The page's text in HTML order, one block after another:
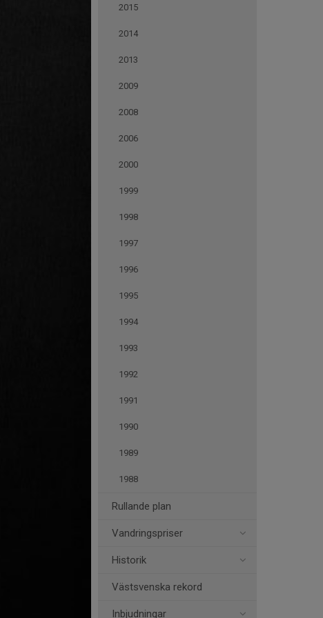
2015
2014
2013
2009
2008
2006
2000
1999
1998
1997
1996
1995
1994
1993
1992
1991
1990
1989
1988
Rullande plan
Vandringspriser
Historik
Västsvenska rekord
Inbjudningar